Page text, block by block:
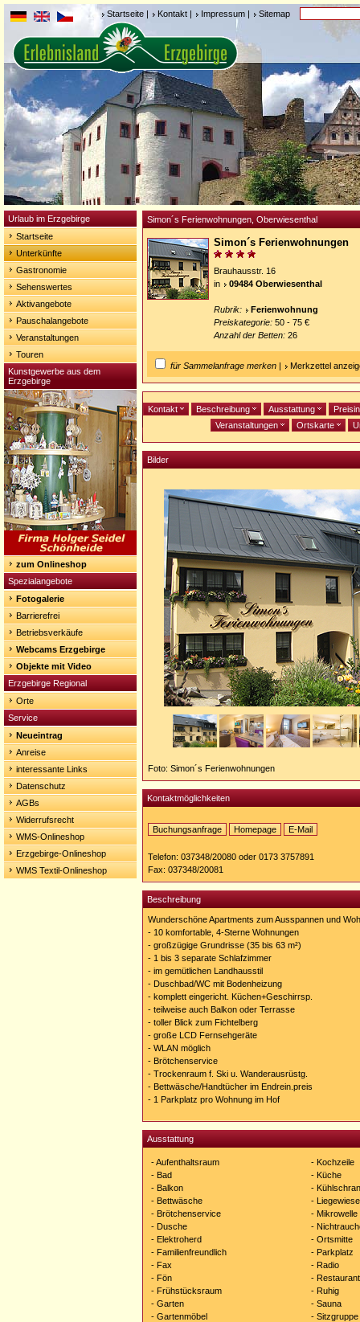
Startseite | Kontakt | Impressum | Sitemap
Urlaub im Erzgebirge
Startseite
Unterkünfte
Gastronomie
Sehenswertes
Aktivangebote
Pauschalangebote
Veranstaltungen
Touren
Kunstgewerbe aus dem
Erzgebirge
zum Onlineshop
Spezialangebote
Fotogalerie
Barrierefrei
Betriebsverkäufe
Webcams Erzgebirge
Objekte mit Video
Erzgebirge Regional
Orte
Service
Neueintrag
Anreise
interessante Links
Datenschutz
AGBs
Widerrufsrecht
WMS-Onlineshop
Erzgebirge-Onlineshop
WMS Textil-Onlineshop
Simon´s Ferienwohnungen, Oberwiesenthal
Simon´s Ferienwohnungen
Brauhausstr. 16
in
09484 Oberwiesenthal
Rubrik:
Ferienwohnung
Preiskategorie: 50 - 75 €
Anzahl der Betten: 26
für Sammelanfrage merken | Merkzettel
Kontakt Beschreibung Ausstattung
Veranstaltungen
Ortskarte
Bilder
Foto: Simon´s Ferienwohnungen
Kontaktmöglichkeiten
Buchungsanfrage
Homepage
http://www.simon-
oberwiesenthal.de
E-Mail
Telefon: 037348/20080 oder 0173 3757891
Fax: 037348/20081
Beschreibung
Wunderschöne Apartments zum Ausspannen und
- 10 komfortable, 4-Sterne Wohnungen
- großzügige Grundrisse (35 bis 63 m²)
- 1 bis 3 separate Schlafzimmer
- im gemütlichen Landhausstil
- Duschbad/WC mit Bodenheizung
- komplett eingericht. Küchen+Geschirrsp.
- teilweise auch Balkon oder Terrasse
- toller Blick zum Fichtelberg
- große LCD Fernsehgeräte
- WLAN möglich
- Brötchenservice
- Trockenraum f. Ski u. Wanderausrüstg.
- Bettwäsche/Handtücher im Endrein.preis
- 1 Parkplatz pro Wohnung im Hof
Ausstattung
- Aufenthaltsraum
- Bad
- Balkon
- Bettwäsche
- Brötchenservice
- Dusche
- Elektroherd
- Familienfreundlich
- Fax
- Fön
- Frühstücksraum
- Garten
- Gartenmöbel
- Kochzeile
- Küche
-
- Liegewiese
- Mikrowelle
-
- Ortsmitte
- Parkplatz
- Radio
- Restaurant
- Ruhig
- Sauna
- Sitzgruppe